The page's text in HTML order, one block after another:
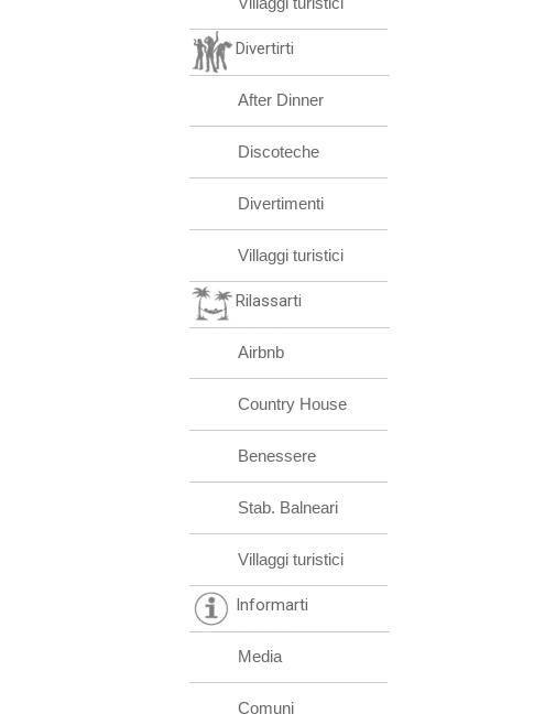
Divertirti
After Dinner
Discoteche
Divertimenti
Villaggi turistici
Rilassarti
Airbnb
Country House
Benessere
Stab. Balneari
Villaggi turistici
Informarti
Media
Comuni